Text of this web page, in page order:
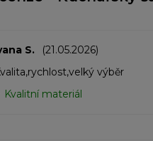
S.
(21.05.2026)
výběr
Kvalitní materiál